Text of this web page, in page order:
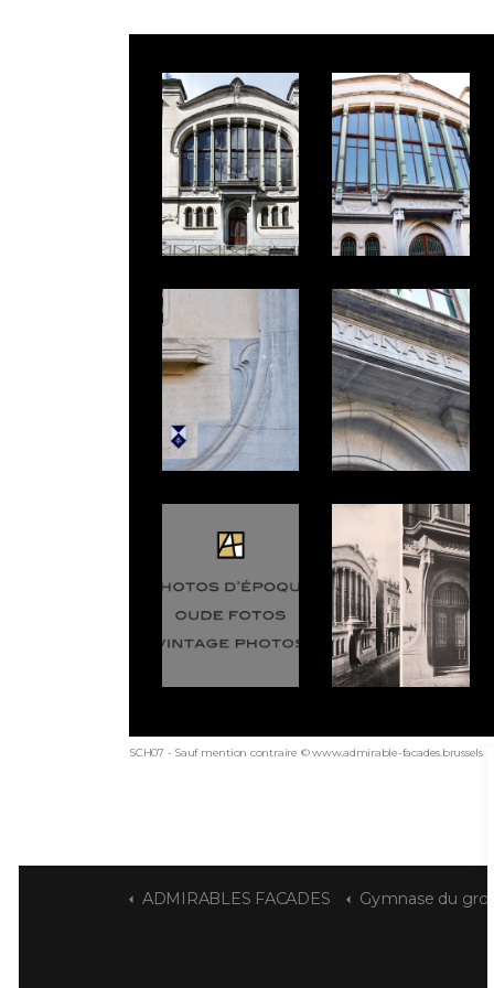
SCH07 - Sauf mention contraire © www.admirable-facades.brussels
ADMIRABLES FACADES Gymnase du groupe